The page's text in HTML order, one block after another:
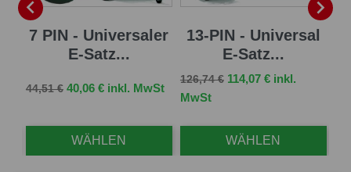

7 PIN - Universaler
E-Satz...
Verkaufspreis
44,51 € Preis
40,06 € inkl. MwSt
WÄHLEN
13-PIN - Universal
E-Satz...
Verkaufspreis
126,74 € Preis
114,07 € inkl.
MwSt
WÄHLEN
